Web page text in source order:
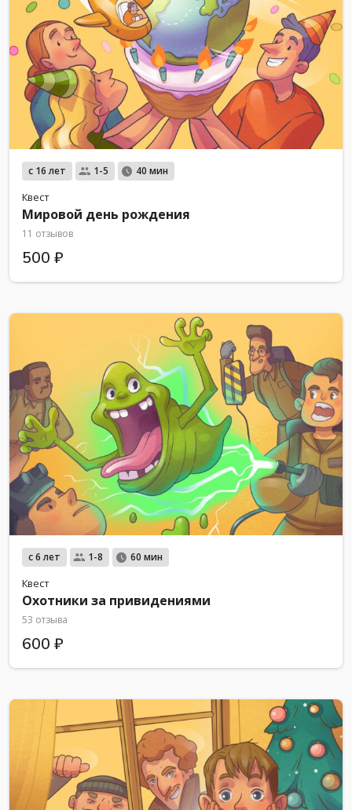
с 16 лет 1-5 40 мин
Квест
Мировой день рождения
11 отзывов
500 ₽
с 6 лет 1-8 60 мин
Квест
Охотники за привидениями
53 отзыва
600 ₽